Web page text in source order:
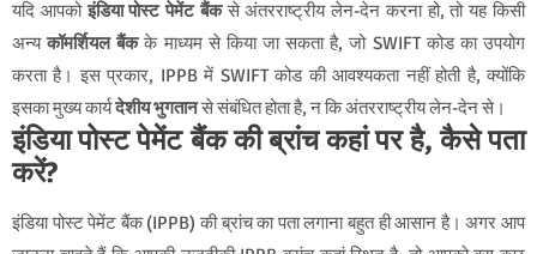
यदि आपकोइंडिया पोस्ट पेमेंट बैंकसे अंतरराष्ट्रीय लेन-देन करना हो, तो यह किसी
अन्यकॉमर्शियल बैंकके माध्यम से किया जा सकता है, जो SWIFT कोड का उपयोग
करता है। इस प्रकार, IPPB में SWIFT कोड की आवश्यकता नहीं होती है, क्योंकि
इसका मुख्य कार्यदेशीय भुगतानसे संबंधित होता है, न कि अंतरराष्ट्रीय लेन-देन से।
इंडिया पोस्ट पेमेंट बैंक की ब्रांच कहां पर है, कैसे पता
करें?
इंडिया पोस्ट पेमेंट बैंक (IPPB) की ब्रांच का पता लगाना बहुत ही आसान है। अगर आप